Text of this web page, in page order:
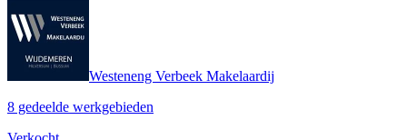
Westeneng Verbeek Makelaardij
8 gedeelde werkgebieden